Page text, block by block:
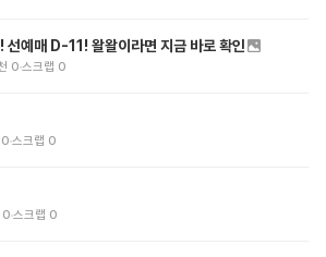
예매 D-11! 왈왈이라면 지금 바로 확인
0 스크랩 0
0 스크랩 0
0 스크랩 0